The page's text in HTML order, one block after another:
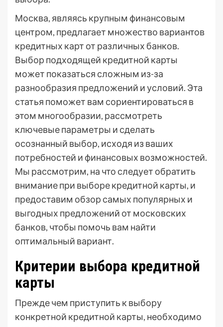
Москва, являясь крупным финансовым
центром, предлагает множество вариантов
кредитных карт от различных банков.
Выбор подходящей кредитной карты
может показаться сложным из-за
разнообразия предложений и условий. Эта
статья поможет вам сориентироваться в
этом многообразии, рассмотреть
ключевые параметры и сделать
осознанный выбор, исходя из ваших
потребностей и финансовых возможностей.
Мы рассмотрим, на что следует обратить
внимание при выборе кредитной карты, и
предоставим обзор самых популярных и
выгодных предложений от московских
банков, чтобы помочь вам найти
оптимальный вариант.
Критерии выбора кредитной
карты
Прежде чем приступить к выбору
конкретной кредитной карты, необходимо